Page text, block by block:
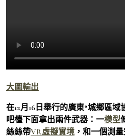
大圖輸出
在12月16日舉行的廣東“城鄉區域
吧檯下面拿出兩件武器：一模型
絲絲帶VR虛擬實境 ，和一個測